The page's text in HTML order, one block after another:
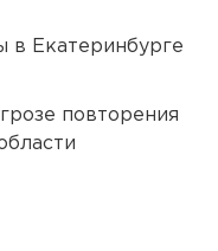
в Екатеринбурге
повторения